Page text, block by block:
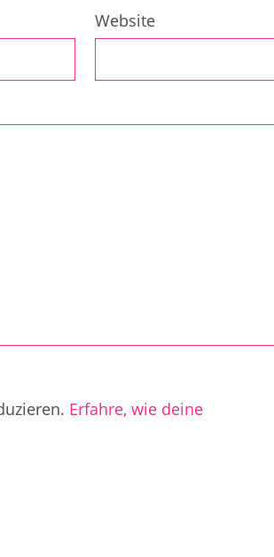
Website
Erfahre, wie deine